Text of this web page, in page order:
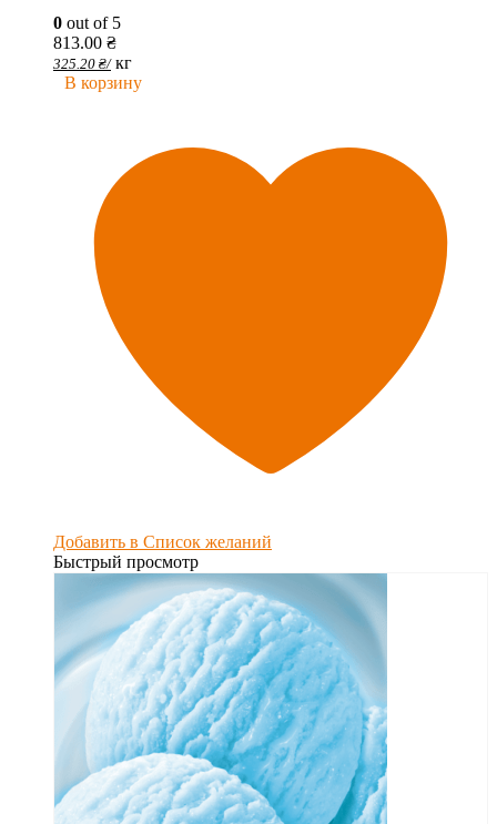
0 out of 5
813.00 ₴
325.20 ₴/ кг
В корзину
Добавить в Список желаний
Быстрый просмотр